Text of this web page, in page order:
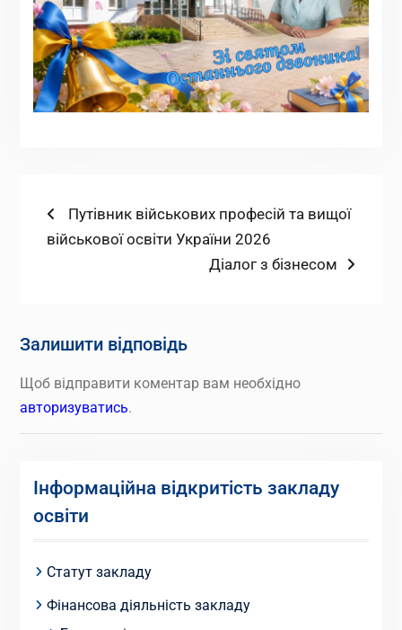
Навігація
записів
Попередній
запис:
Путівник військових професій та вищої
військової освіти України 2026
Наступний
Діалог з бізнесом
Залишити відповідь
Щоб відправити коментар вам необхідно
авторизуватись.
Інформаційна відкритість закладу
освіти
Статут закладу
Фінансова діяльність закладу